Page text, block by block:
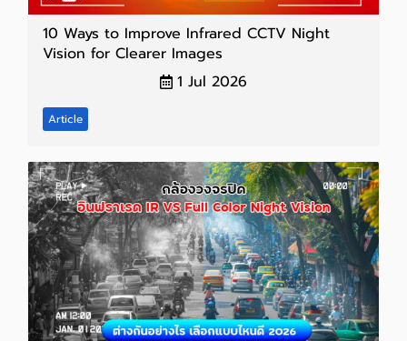
10 Ways to Improve Infrared CCTV Night
Vision for Clearer Images
1 Jul 2026
Article